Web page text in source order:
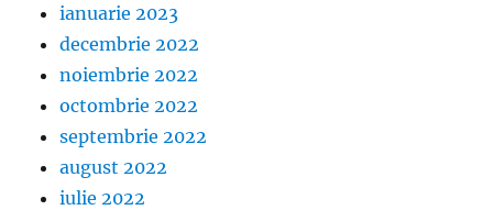
ianuarie 2023
decembrie 2022
noiembrie 2022
octombrie 2022
septembrie 2022
august 2022
iulie 2022